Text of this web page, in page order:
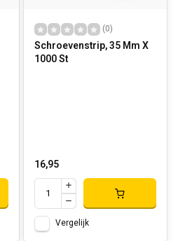
(0)
Schroevenstrip, 35 Mm X
1000 St
16,95
Vergelijk